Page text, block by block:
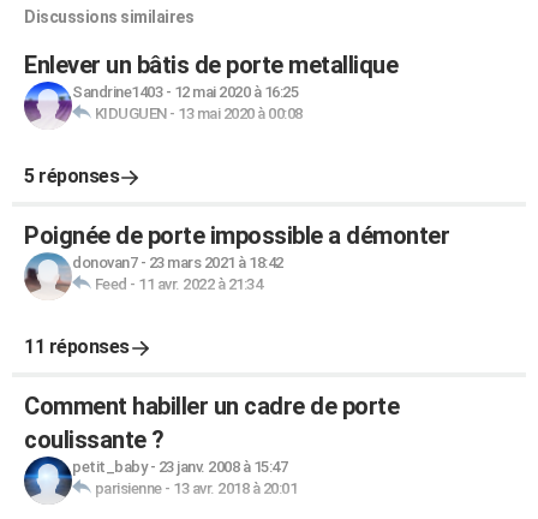
Discussions similaires
Enlever un bâtis de porte metallique
Sandrine1403- 12 mai 2020 à 16:25
KIDUGUEN- 13 mai 2020 à 00:08
5 réponses
Poignée de porte impossible a démonter
donovan7- 23 mars 2021 à 18:42
Feed - 11 avr. 2022 à 21:34
11 réponses
Comment habiller un cadre de porte
coulissante ?
petit_baby- 23 janv. 2008 à 15:47
parisienne- 13 avr. 2018 à 20:01